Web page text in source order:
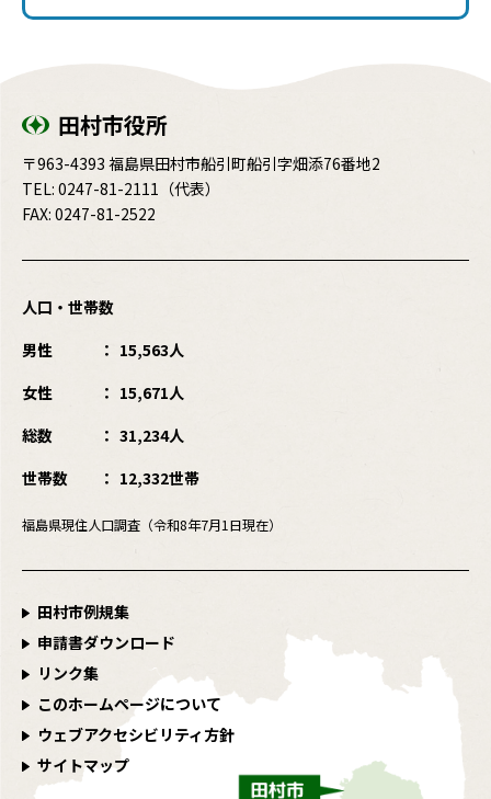
田村市役所
〒963-4393 福島県田村市船引町船引字畑添76番地2
TEL: 0247-81-2111 （代表）
FAX: 0247-81-2522
人口・世帯数
男性
15,563人
女性
15,671人
総数
31,234人
世帯数
12,332世帯
福島県現住人口調査（令和8年7月1日現在）
田村市例規集
申請書ダウンロード
リンク集
このホームページについて
ウェブアクセシビリティ方針
サイトマップ